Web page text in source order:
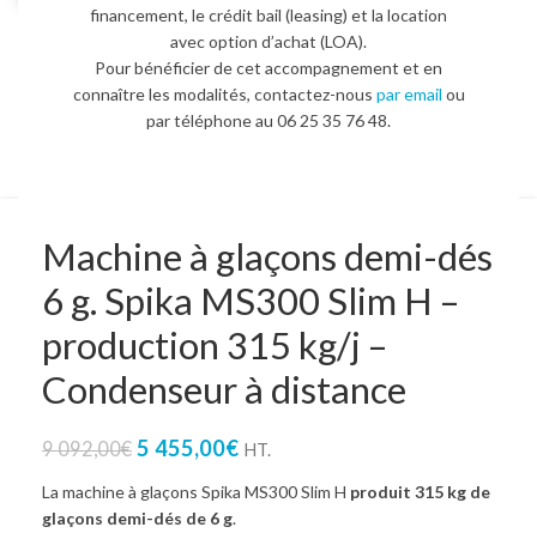
financement, le crédit bail (leasing) et la location
avec option d’achat (LOA).
Pour bénéficier de cet accompagnement et en
connaître les modalités, contactez-nous par email ou
par téléphone au 06 25 35 76 48.
Machine à glaçons demi-dés
6 g. Spika MS300 Slim H –
production 315 kg/j –
Condenseur à distance
9 092,00€ 5 455,00€ HT.
La machine à glaçons Spika MS300 Slim H produit 315 kg de
glaçons demi-dés de 6 g.